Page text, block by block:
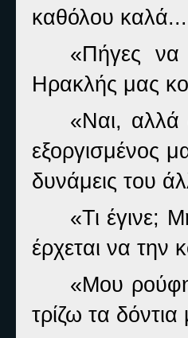
καθόλου καλά...
«Πήγες να
Ηρακλής μας
«Ναι, αλλά
εξοργισμένος
δυνάμεις του
«Τι έγινε;
έρχεται να την
«Μου
τρίζω τα